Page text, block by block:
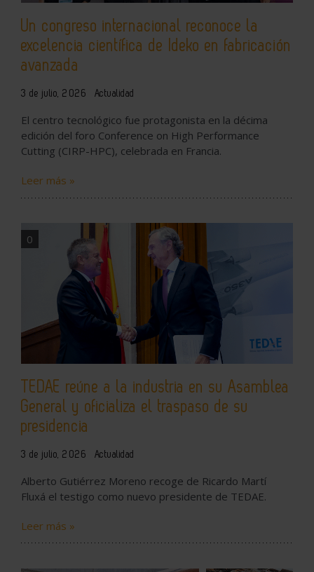
Un congreso internacional reconoce la
excelencia científica de Ideko en fabricación
avanzada
3 de julio, 2026 Actualidad
El centro tecnológico fue protagonista en la décima
edición del foro Conference on High Performance
Cutting (CIRP-HPC), celebrada en Francia.
Leer más »
0
TEDAE reúne a la industria en su Asamblea
General y oficializa el traspaso de su
presidencia
3 de julio, 2026 Actualidad
Alberto Gutiérrez Moreno recoge de Ricardo Martí
Fluxá el testigo como nuevo presidente de TEDAE.
Leer más »